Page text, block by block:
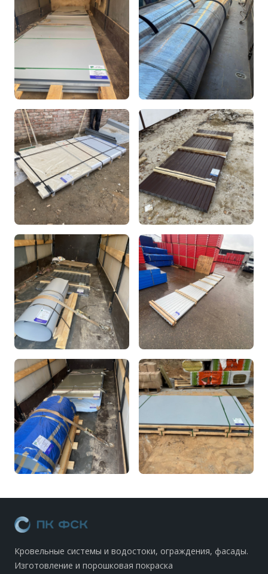
Кровельные системы и водостоки, ограждения, фасады.
Изготовление и порошковая покраска